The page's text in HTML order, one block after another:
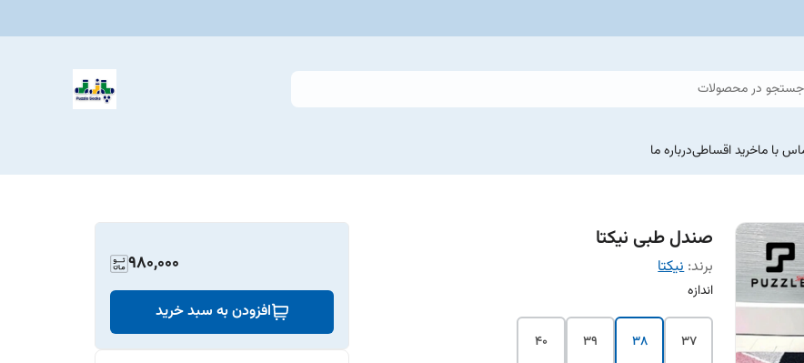
جستجو در محصولات
با ماخرید اقساطیدرباره ما
صندل طبی نیکتا
برند:نیکتا
اندازه
37
38
39
40
980,000
افزودن به سبد خرید